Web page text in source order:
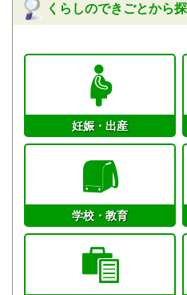
くらしのできごとから
妊娠・出産
学校・教育